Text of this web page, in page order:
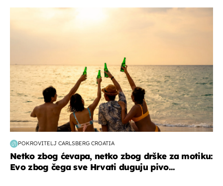
POKROVITELJ CARLSBERG CROATIA
Netko zbog ćevapa, netko zbog drške za motiku:
Evo zbog čega sve Hrvati duguju pivo...